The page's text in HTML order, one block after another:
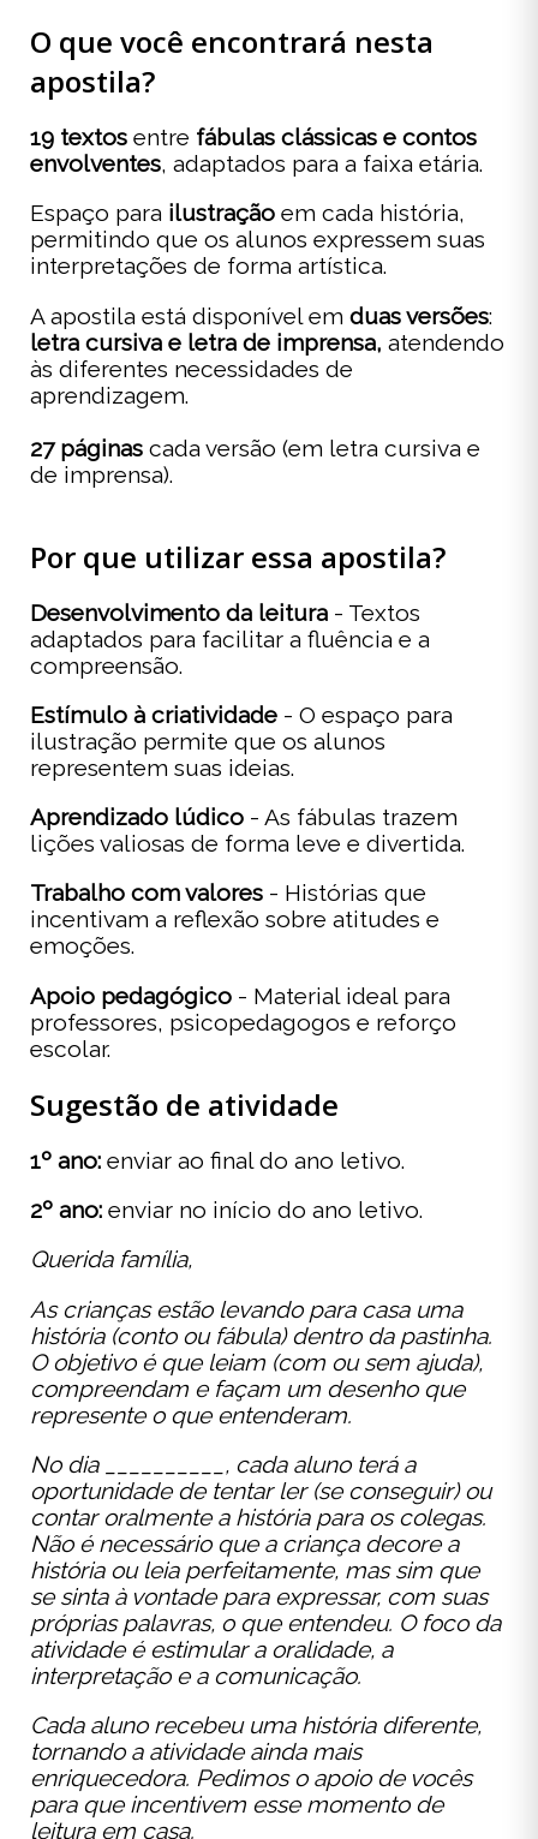
O que você encontrará nesta
apostila?
19 textos entre fábulas clássicas e contos
envolventes, adaptados para a faixa etária.
Espaço para ilustração em cada história,
permitindo que os alunos expressem suas
interpretações de forma artística.
A apostila está disponível em duas versões:
letra cursiva e letra de imprensa, atendendo
às diferentes necessidades de
aprendizagem.
27 páginas cada versão (em letra cursiva e
de imprensa).
Por que utilizar essa apostila?
Desenvolvimento da leitura - Textos
adaptados para facilitar a fluência e a
compreensão.
Estímulo à criatividade - O espaço para
ilustração permite que os alunos
representem suas ideias.
Aprendizado lúdico - As fábulas trazem
lições valiosas de forma leve e divertida.
Trabalho com valores - Histórias que
incentivam a reflexão sobre atitudes e
emoções.
Apoio pedagógico - Material ideal para
professores, psicopedagogos e reforço
escolar.
Sugestão de atividade
1º ano: enviar ao final do ano letivo.
2º ano: enviar no início do ano letivo.
Querida família,
As crianças estão levando para casa uma
história (conto ou fábula) dentro da pastinha.
O objetivo é que leiam (com ou sem ajuda),
compreendam e façam um desenho que
represente o que entenderam.
No dia __________, cada aluno terá a
oportunidade de tentar ler (se conseguir) ou
contar oralmente a história para os colegas.
Não é necessário que a criança decore a
história ou leia perfeitamente, mas sim que
se sinta à vontade para expressar, com suas
próprias palavras, o que entendeu. O foco da
atividade é estimular a oralidade, a
interpretação e a comunicação.
Cada aluno recebeu uma história diferente,
tornando a atividade ainda mais
enriquecedora. Pedimos o apoio de vocês
para que incentivem esse momento de
leitura em casa.